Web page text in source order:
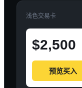
浅色交易卡
$2,500
预览买入